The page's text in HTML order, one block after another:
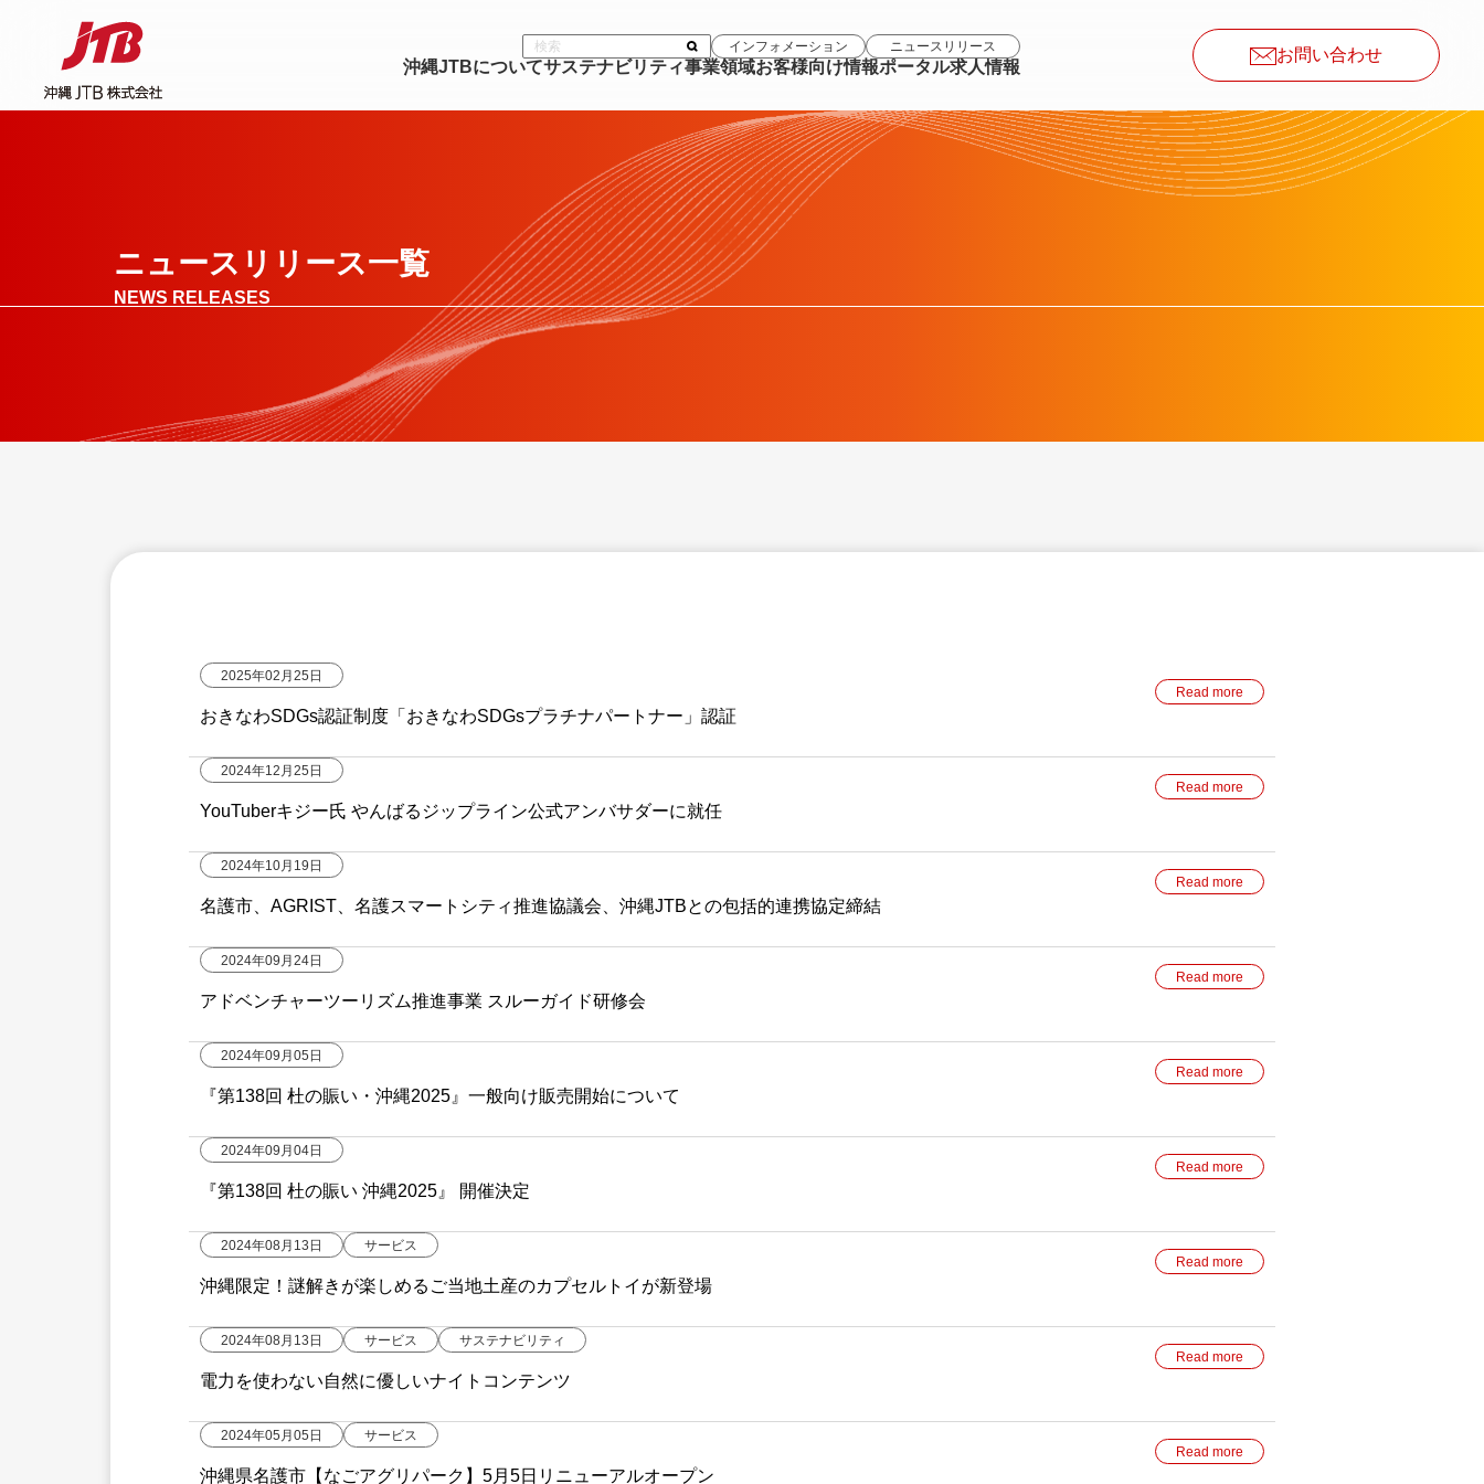
インフォメーション ニュースリリース
沖縄JTBについてサステナビリティ事業領域お客様向け情報ポータル求人情報
お問い合わせ
ニュースリリース一覧
NEWS RELEASES
2025年02月25日
Read more
おきなわSDGs認証制度「おきなわSDGsプラチナパートナー」認証
2024年12月25日
Read more
YouTuberキジー氏 やんばるジップライン公式アンバサダーに就任
2024年10月19日
Read more
名護市、AGRIST、名護スマートシティ推進協議会、沖縄JTBとの包括的連携協定締結
2024年09月24日
Read more
アドベンチャーツーリズム推進事業 スルーガイド研修会
2024年09月05日
Read more
『第138回 杜の賑い・沖縄2025』一般向け販売開始について
2024年09月04日
Read more
『第138回 杜の賑い 沖縄2025』 開催決定
2024年08月13日
サービス
Read more
沖縄限定！謎解きが楽しめるご当地土産のカプセルトイが新登場
2024年08月13日 サービス
サステナビリティ
Read more
電力を使わない自然に優しいナイトコンテンツ
2024年05月05日
サービス
Read more
沖縄県名護市【なごアグリパーク】5月5日リニューアルオープン